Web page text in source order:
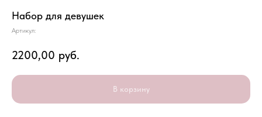
Набор для девушек
Артикул:
2200,00 руб.
В корзину